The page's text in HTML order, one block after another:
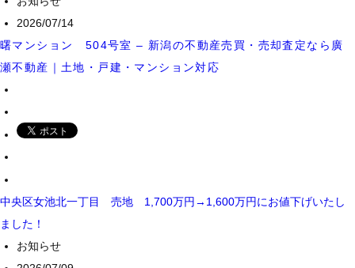
2026/07/14
曙マンション 504号室 – 新潟の不動産売買・売却査定なら廣
瀬不動産｜土地・戸建・マンション対応
中央区女池北一丁目 売地 1,700万円→1,600万円にお値下げいたし
ました！
お知らせ